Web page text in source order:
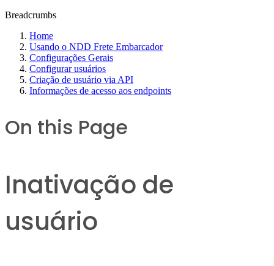
Breadcrumbs
Home
Usando o NDD Frete Embarcador
Configurações Gerais
Configurar usuários
Criação de usuário via API
Informações de acesso aos endpoints
On this Page
Inativação de
usuário